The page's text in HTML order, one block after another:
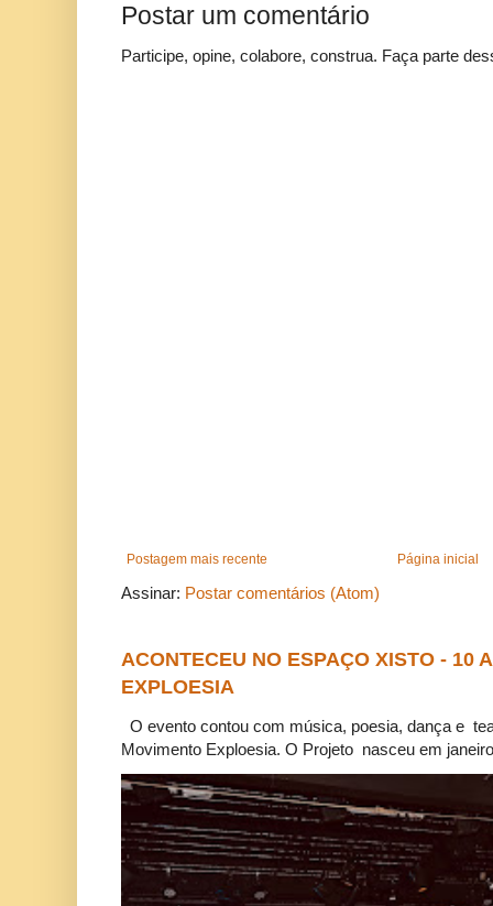
Postar um comentário
Participe, opine, colabore, construa. Faça parte
Postagem mais recente Página inicial
Assinar: Postar comentários (Atom)
ACONTECEU NO ESPAÇO XISTO - 10
EXPLOESIA
O evento contou com música, poesia, dança e
Movimento Exploesia. O Projeto nasceu em